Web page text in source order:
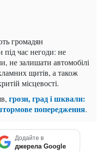
громадян
під час негоди: не
не залишати автомобілі
щитів, а також
місцевості.
грози, град і шквали:
попередження.
Додайте в
джерела Google